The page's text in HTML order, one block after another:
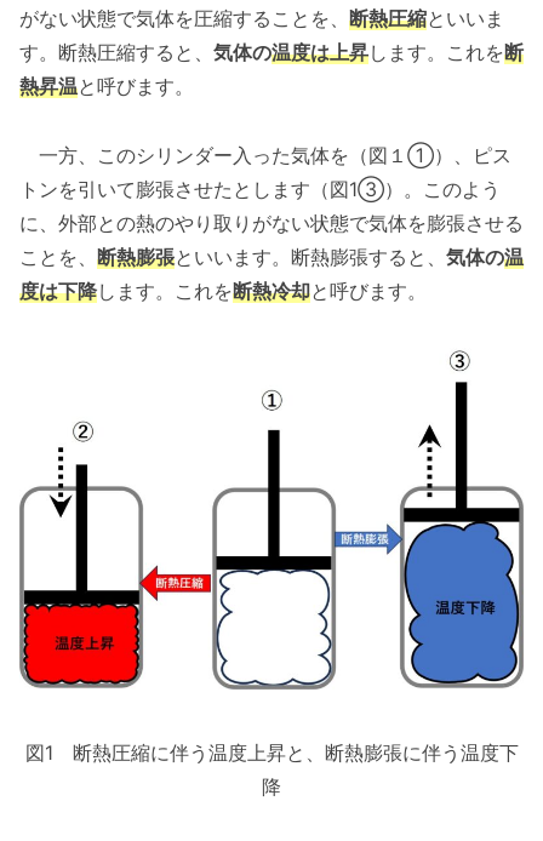
がない状態で気体を圧縮することを、 断熱圧縮といいま
す。断熱圧縮すると、 気体の温度は上昇します。これを断
熱昇温と呼びます。
一方、このシリンダー入った気体を（図１①）、ピス
トンを引いて膨張させたとします（図1③）。このよう
に、外部との熱のやり取りがない状態で気体を膨張させる
ことを、 断熱膨張といいます。断熱膨張すると、 気体の温
度は下降します。これを断熱冷却と呼びます。
図1 断熱圧縮に伴う温度上昇と、断熱膨張に伴う温度下
降